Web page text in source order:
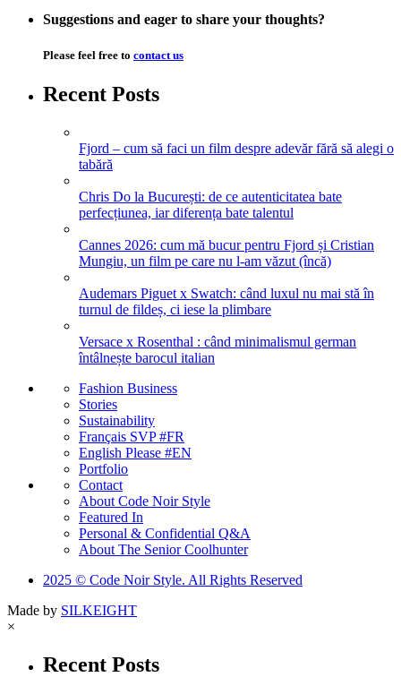
Suggestions and eager to share your thoughts?
Please feel free to contact us
Recent Posts
Fjord – cum să faci un film despre adevăr fără să alegi o
tabără
Chris Do la București: de ce autenticitatea bate
perfecțiunea, iar diferența bate talentul
Cannes 2026: cum mă bucur pentru Fjord și Cristian
Mungiu, un film pe care nu l-am văzut (încă)
Audemars Piguet x Swatch: când luxul nu mai stă în
turnul de fildeș, ci iese la plimbare
Versace x Rosenthal : când minimalismul german
întâlnește barocul italian
Fashion Business
Stories
Sustainability
Français SVP #FR
English Please #EN
Portfolio
Contact
About Code Noir Style
Featured In
Personal & Confidential Q&A
About The Senior Coolhunter
2025 © Code Noir Style. All Rights Reserved
Made by SILKEIGHT
×
Recent Posts